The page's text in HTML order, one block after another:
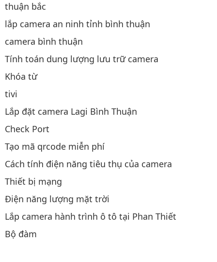
thuận bắc
lắp camera an ninh tỉnh bình thuận
camera bình thuận
Tính toán dung lượng lưu trữ camera
Khóa từ
tivi
Lắp đặt camera Lagi Bình Thuận
Check Port
Tạo mã qrcode miễn phí
Cách tính điện năng tiêu thụ của camera
Thiết bị mạng
Điện năng lượng mặt trời
Lắp camera hành trình ô tô tại Phan Thiết
Bộ đàm